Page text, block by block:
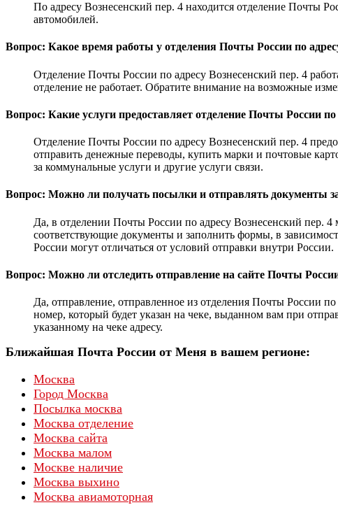
По адресу Вознесенский пер. 4 находится отделение Почты
автомобилей.
Вопрос: Какое время работы у отделения Почты России по
Отделение Почты России по адресу Вознесенский пер. 4
отделение не работает. Обратите внимание на возможные
Вопрос: Какие услуги предоставляет отделение Почты России по
Отделение Почты России по адресу Вознесенский пер. 4
отправить денежные переводы, купить марки и почтовые
за коммунальные услуги и другие услуги связи.
Вопрос: Можно ли получать посылки и отправлять документы
Да, в отделении Почты России по адресу Вознесенский пер.
соответствующие документы и заполнить формы, в
России могут отличаться от условий отправки внутри России.
Вопрос: Можно ли отследить отправление на сайте Почты
Да, отправление, отправленное из отделения Почты России
номер, который будет указан на чеке, выданном вам при
указанному на чеке адресу.
Ближайшая Почта России от Меня в вашем регионе:
Москва
Город Москва
Посылка москва
Москва отделение
Москва сайта
Москва малом
Москве наличие
Москва выхино
Москва авиамоторная